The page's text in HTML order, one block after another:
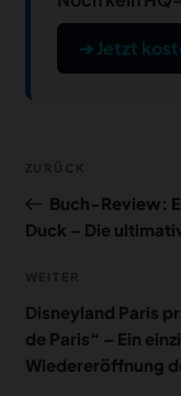
➔ Jetzt
Beitrag
Buch-Review:
Duck – Die
Beitrag
Disneyland Paris
de Paris“ – Ein
Wiedereröffnung